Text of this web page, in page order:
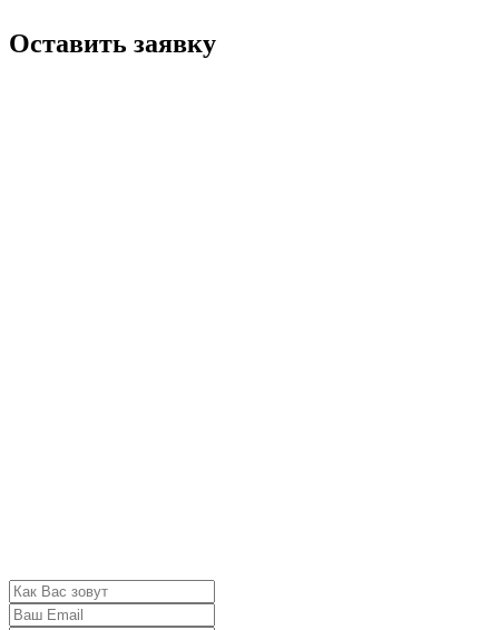
Оставить заявку